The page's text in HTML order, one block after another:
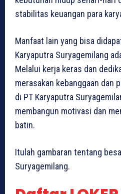
stabilitas keuangan para
Manfaat lain yang bisa
Karyaputra Suryagemilang
Melalui kerja keras dan
merasakan kebanggaan dan
di PT Karyaputra
membangun motivasi dan
batin.
Itulah gambaran tentang
Suryagemilang.